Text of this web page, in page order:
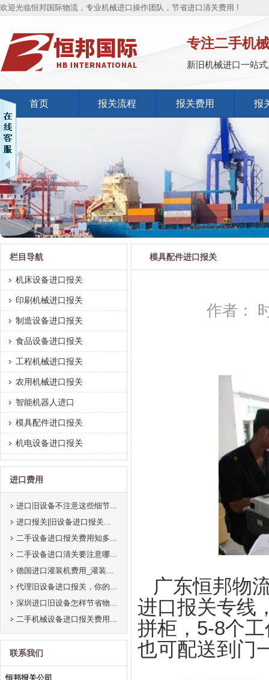
欢迎光临恒邦国际物流，专业机械进口操作团队，节省进口清关费用 !
专注二手机
新旧机械进口一站
首页 报关流程 报关费用 报
栏目导航
机床设备进口报关
印刷机械进口报关
制造设备进口报关
食品设备进口报关
工程机械进口报关
农用机械进口报关
智能机器人进口
模具配件进口报关
机电设备进口报关
进口费用
进口旧设备不注意这些细节...
进口报关|旧设备进口报关...
二手设备进口报关费用知多...
二手设备进口清关要注意哪...
德国进口灌装机费用_灌装...
代理旧设备进口报关，你的...
深圳进口旧设备怎样节省物...
二手机械设备进口报关费用...
联系我们
恒邦报关公司
模具配件进口报关
作者：
广东恒邦物
进口报关专线
拼柜，5-8个
也可配送到门